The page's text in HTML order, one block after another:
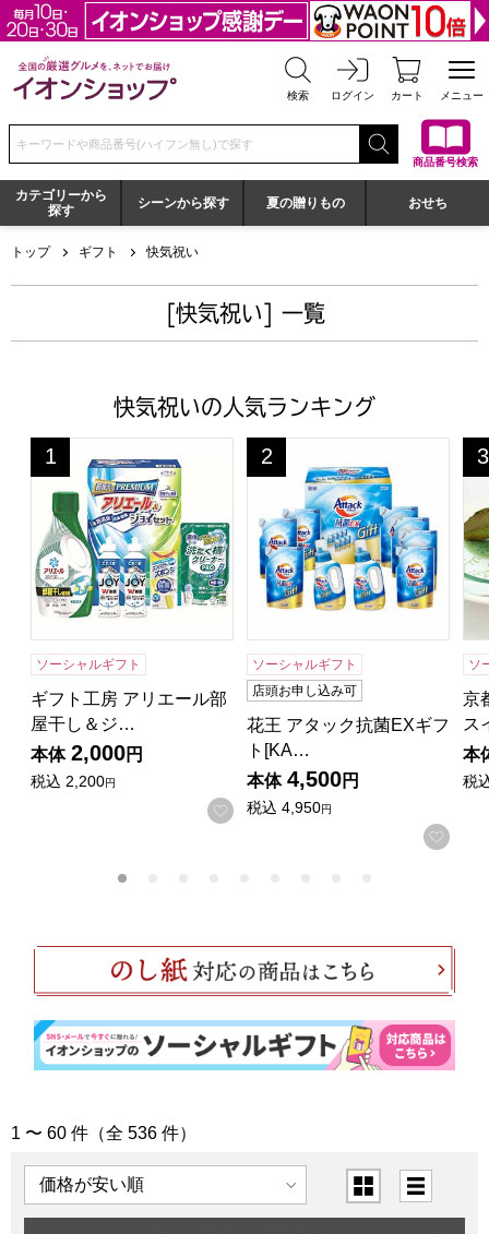
全国の厳選グルメを、ネットでお届け イオンショップ
検索 ログイン カート メニュー
検索キーワードまたは商品番号を入力してください
商品番号検索
カテゴリーから
探す
シーンから探す 夏の贈りもの おせち
トップ ギフト 快気祝い
[快気祝い] 一覧
快気祝いの人気ランキング
ギフト工房 アリエール部屋干し＆ジョイセット[HAJ-
1
位
ソーシャルギフト
ギフト工房 アリエール部
屋干し＆ジ…
本体 2,000円
税込 2,200円
お気に入りに登録する
花王 アタック抗菌EXギフト
2
位
ソーシャルギフト
店頭お申し込み可
花王 アタック抗菌EXギフ
ト[KA…
本体 4,500円
税込 4,950円
お気
3
位
ソ
京
ス
本
税
「快気祝い」の商品一覧
1 〜 60 件（全 536 件）
表示順 表示切替